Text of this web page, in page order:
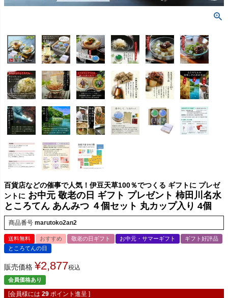
百貨店などの催事で人気！伊豆天草100％でつくる ギフトに プレゼ
ントに お中元 敬老の日 ギフト プレゼント 柿田川名水
ところてん あんみつ ４個セット 丸カップ入り 4個
商品番号 marutoko2an2
送料無料 おすすめ 敬老の日ギフト お中元・サマーギフト
ギフト好評品
ところてんの日
販売価格 ¥2,877税込
会員価格あり
[会員様には 29 ポイント進呈 ]